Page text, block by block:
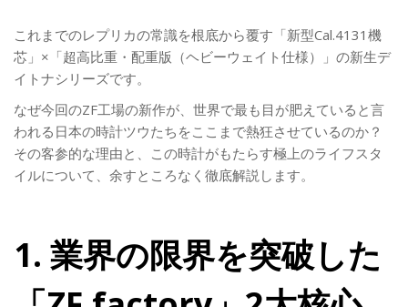
これまでのレプリカの常識を根底から覆す「新型Cal.4131機
芯」×「超高比重・配重版（ヘビーウェイト仕様）」の新生デ
イトナシリーズです。
なぜ今回のZF工場の新作が、世界で最も目が肥えていると言
われる日本の時計ツウたちをここまで熱狂させているのか？
その客参的な理由と、この時計がもたらす極上のライフスタ
イルについて、余すところなく徹底解説します。
1. 業界の限界を突破した